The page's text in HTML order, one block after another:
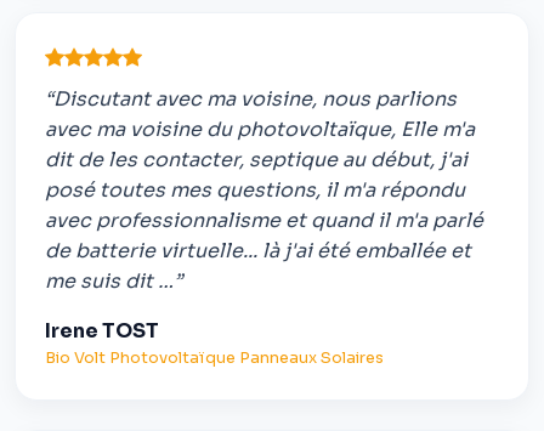
“Discutant avec ma voisine, nous parlions
avec ma voisine du photovoltaïque, Elle m'a
dit de les contacter, septique au début, j'ai
posé toutes mes questions, il m'a répondu
avec professionnalisme et quand il m'a parlé
de batterie virtuelle... là j'ai été emballée et
me suis dit …”
Irene TOST
Bio Volt Photovoltaïque Panneaux Solaires